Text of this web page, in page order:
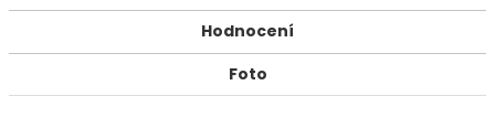
Hodnocení
Foto